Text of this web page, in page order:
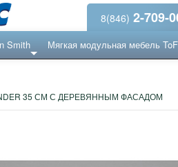
8(846) 2-709-
Smith Мягкая модульная мебель
35 СМ С ДЕРЕВЯННЫМ ФАСАДОМ